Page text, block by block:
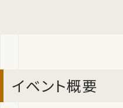
イベント概要